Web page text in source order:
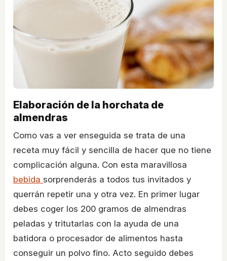
Elaboración de la horchata de
almendras
Como vas a ver enseguida se trata de una
receta muy fácil y sencilla de hacer que no tiene
complicación alguna. Con esta maravillosa
bebida sorprenderás a todos tus invitados y
querrán repetir una y otra vez. En primer lugar
debes coger los 200 gramos de almendras
peladas y tritutarlas con la ayuda de una
batidora o procesador de alimentos hasta
conseguir un polvo fino. Acto seguido debes